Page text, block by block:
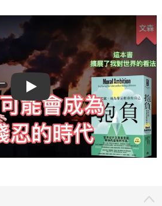
Play video